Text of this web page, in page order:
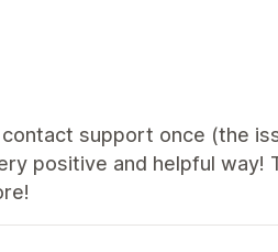
support once (the
positive and helpful